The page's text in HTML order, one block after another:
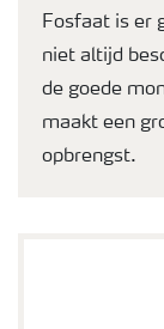
Fosfaat is er
niet altijd
de goede
maakt een
opbrengst.